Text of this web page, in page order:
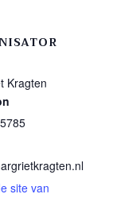
Kragten
site van